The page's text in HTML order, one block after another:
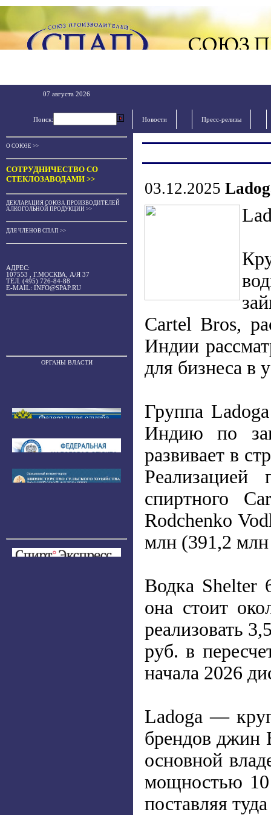
07 августа 2026
Поиск: Новости Пресс-релизы
О СОЮЗЕ >>
СОТРУДНИЧЕСТВО СО
СТЕКЛОЗАВОДАМИ >>
ДЕКЛАРАЦИЯ СОЮЗА ПРОИЗВОДИТЕЛЕЙ
АЛКОГОЛЬНОЙ ПРОДУКЦИИ >>
ДЛЯ ЧЛЕНОВ СПАП >>
АДРЕС:
107553 , Г.МОСКВА, А/Я 37
ТЕЛ. (495) 726-84-88
E-MAIL: INFO@SPAP.RU
ОРГАНЫ ВЛАСТИ
03.12.2025
Cartel Bros,
Индии
для бизнеса в
Группа
Индию по
развивает в
Реализацией
спиртного
Rodchenko
млн (391,2
Водка Shelter
она стоит
реализовать
руб. в
начала 2026
Ladoga —
брендов джин
основной
мощностью 10
поставляя